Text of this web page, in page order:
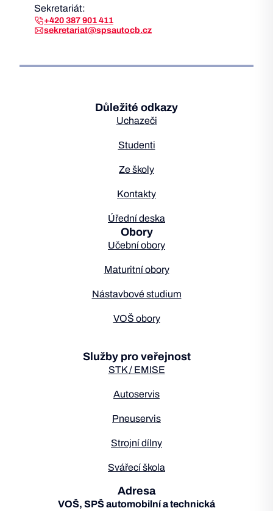
Sekretariát:
+420 387 901 411
sekretariat@spsautocb.cz
Důležité odkazy
Uchazeči
Studenti
Ze školy
Kontakty
Úřední deska
Obory
Učební obory
Maturitní obory
Nástavbové studium
VOŠ obory
Služby pro veřejnost
STK / EMISE
Autoservis
Pneuservis
Strojní dílny
Svářecí škola
Adresa
VOŠ, SPŠ automobilní a technická